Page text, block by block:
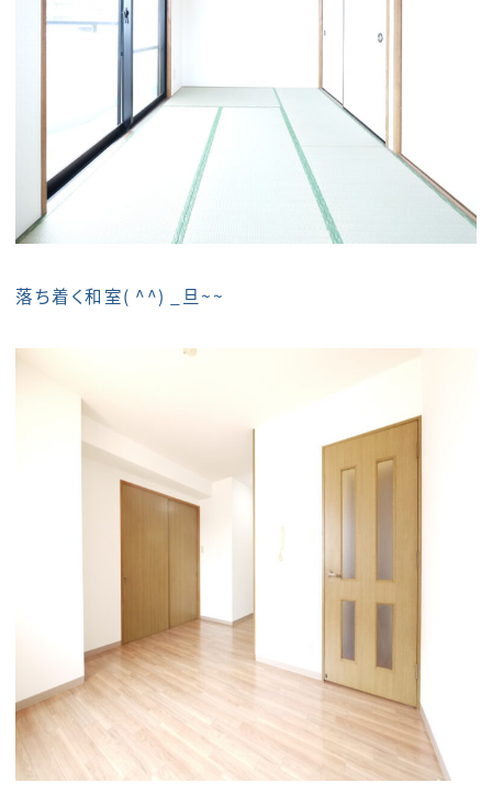
落ち着く和室( ^^) _旦~~